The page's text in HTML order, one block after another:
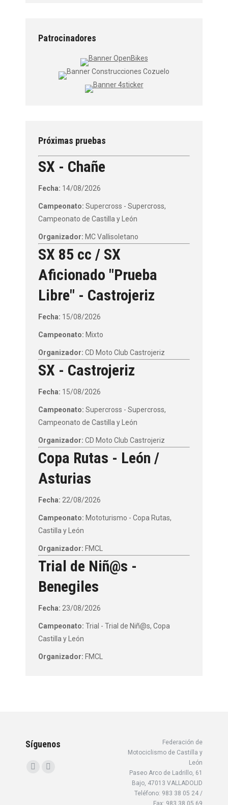
Patrocinadores
Próximas pruebas
SX - Chañe
Fecha: 14/08/2026
Campeonato: Supercross - Supercross,
Campeonato de Castilla y León
Organizador: MC Vallisoletano
SX 85 cc / SX
Aficionado "Prueba
Libre" - Castrojeriz
Fecha: 15/08/2026
Campeonato: Mixto
Organizador: CD Moto Club Castrojeriz
SX - Castrojeriz
Fecha: 15/08/2026
Campeonato: Supercross - Supercross,
Campeonato de Castilla y León
Organizador: CD Moto Club Castrojeriz
Copa Rutas - León /
Asturias
Fecha: 22/08/2026
Campeonato: Mototurismo - Copa Rutas,
Castilla y León
Organizador: FMCL
Trial de Niñ@s -
Benegiles
Fecha: 23/08/2026
Campeonato: Trial - Trial de Niñ@s, Copa
Castilla y León
Organizador: FMCL
Síguenos
Encuéntranos en:
Federación de
Motociclismo de Castilla y
León
Paseo Arco de Ladrillo, 61
Bajo, 47013 VALLADOLID
Teléfono: 983 38 05 24 /
Fax: 983 38 05 69